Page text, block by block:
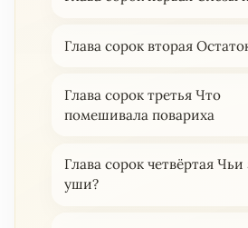
Глава сорок вторая
Глава сорок третья Что
помешивала повариха
Глава сорок четвёртая Чьи
уши?